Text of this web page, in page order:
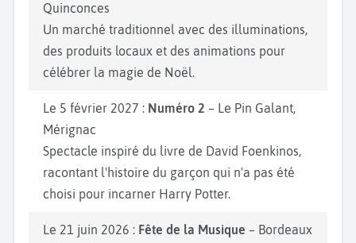
Quinconces
Un marché traditionnel avec des illuminations,
des produits locaux et des animations pour
célébrer la magie de Noël.
Le 5 février 2027 : Numéro 2 – Le Pin Galant,
Mérignac
Spectacle inspiré du livre de David Foenkinos,
racontant l'histoire du garçon qui n'a pas été
choisi pour incarner Harry Potter.
Le 21 juin 2026 : Fête de la Musique – Bordeaux